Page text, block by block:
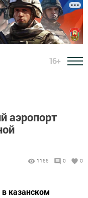
16+
аэропорт
1155 0 0
казанском